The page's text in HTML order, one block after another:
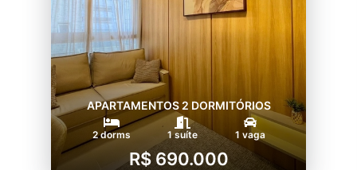
APARTAMENTOS 2 DORMITÓRIOS
2 dorms 1 suíte 1 vaga
R$ 690.000